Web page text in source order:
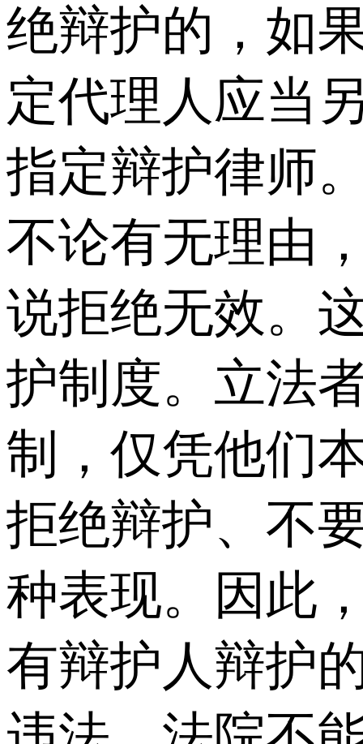
绝辩护的，如
定代理人应当
指定辩护律师
不论有无理由
说拒绝无效。
护制度。立法
制，仅凭他们
拒绝辩护、不
种表现。因此
有辩护人辩护